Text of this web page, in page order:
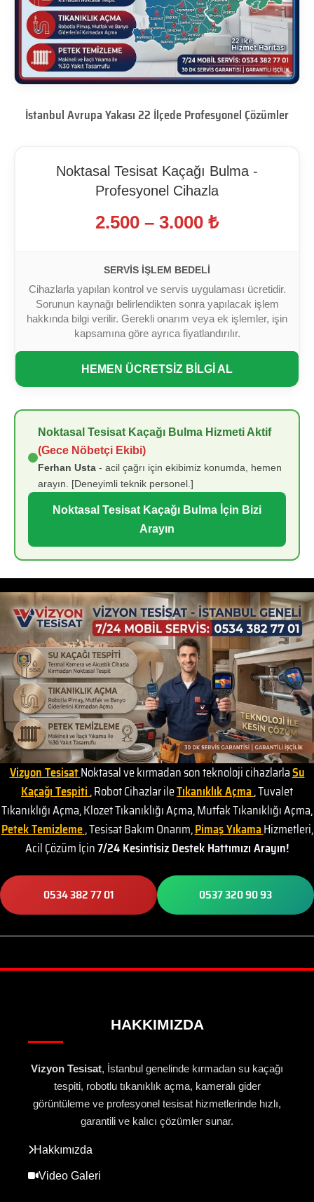
İstanbul Avrupa Yakası 22 İlçede Profesyonel Çözümler
Noktasal Tesisat Kaçağı Bulma -
Profesyonel Cihazla
2.500 – 3.000 ₺
SERVIS İŞLEM BEDELI
Cihazlarla yapılan kontrol ve servis uygulaması ücretidir.
Sorunun kaynağı belirlendikten sonra yapılacak işlem
hakkında bilgi verilir. Gerekli onarım veya ek işlemler, işin
kapsamına göre ayrıca fiyatlandırılır.
HEMEN ÜCRETSİZ BİLGİ AL
Noktasal Tesisat Kaçağı Bulma Hizmeti Aktif
(Gece Nöbetçi Ekibi)
Ferhan Usta - acil çağrı için ekibimiz konumda, hemen
arayın. [Deneyimli teknik personel.]
Noktasal Tesisat Kaçağı Bulma İçin Bizi
Arayın
Vizyon TesisatNoktasal ve kırmadan son teknoloji cihazlarlaSu
Kaçağı Tespiti, Robot Cihazlar ileTıkanıklık Açma, Tuvalet
Tıkanıklığı Açma, Klozet Tıkanıklığı Açma, Mutfak Tıkanıklığı Açma,
Petek Temizleme, Tesisat Bakım Onarım,Pimaş YıkamaHizmetleri,
Acil Çözüm İçin7/24 Kesintisiz Destek Hattımızı Arayın!
0534 382 77 01 0537 320 90 93
HAKKIMIZDA
Vizyon Tesisat, İstanbul genelinde kırmadan su kaçağı
tespiti, robotlu tıkanıklık açma, kameralı gider
görüntüleme ve profesyonel tesisat hizmetlerinde hızlı,
garantili ve kalıcı çözümler sunar.
Hakkımızda
Video Galeri